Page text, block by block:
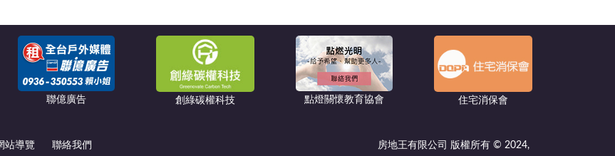
聯億廣告 創綠碳權科技 點燈關懷教育協會 住宅消保會
站導覽 聯絡我們 房地王有限公司 版權所有 © 2024,